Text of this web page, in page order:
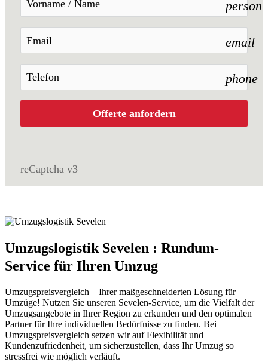
person
email
phone
Offerte anfordern
reCaptcha v3
Umzugslogistik Sevelen : Rundum-
Service für Ihren Umzug
Umzugspreisvergleich – Ihrer maßgeschneiderten Lösung für
Umzüge! Nutzen Sie unseren Sevelen-Service, um die Vielfalt der
Umzugsangebote in Ihrer Region zu erkunden und den optimalen
Partner für Ihre individuellen Bedürfnisse zu finden. Bei
Umzugspreisvergleich setzen wir auf Flexibilität und
Kundenzufriedenheit, um sicherzustellen, dass Ihr Umzug so
stressfrei wie möglich verläuft.